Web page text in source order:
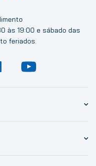
às 19:00 e sábado das
feriados.